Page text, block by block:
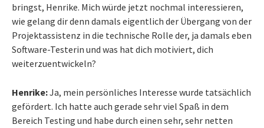
bringst, Henrike. Mich würde jetzt nochmal interessieren,
wie gelang dir denn damals eigentlich der Übergang von der
Projektassistenz in die technische Rolle der, ja damals eben
Software-Testerin und was hat dich motiviert, dich
weiterzuentwickeln?
Henrike:Ja, mein persönliches Interesse wurde tatsächlich
gefördert. Ich hatte auch gerade sehr viel Spaß in dem
Bereich Testing und habe durch einen sehr, sehr netten